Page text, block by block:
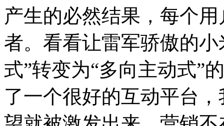
产生的必然结果，每个
者。看看让雷军骄傲的
式”转变为“多向主动式”
了一个很好的互动平台